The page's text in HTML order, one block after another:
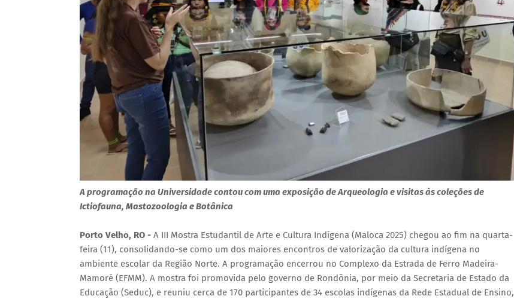
A programação na Universidade contou com uma exposição de Arqueologia e visitas às coleções de
Ictiofauna, Mastozoologia e Botânica
Porto Velho, RO - A III Mostra Estudantil de Arte e Cultura Indígena (Maloca 2025) chegou ao fim na quarta-
feira (11), consolidando-se como um dos maiores encontros de valorização da cultura indígena no
ambiente escolar da Região Norte. A programação encerrou no Complexo da Estrada de Ferro Madeira-
Mamoré (EFMM). A mostra foi promovida pelo governo de Rondônia, por meio da Secretaria de Estado da
Educação (Seduc), e reuniu cerca de 170 participantes de 34 escolas indígenas da Rede Estadual de Ensino,